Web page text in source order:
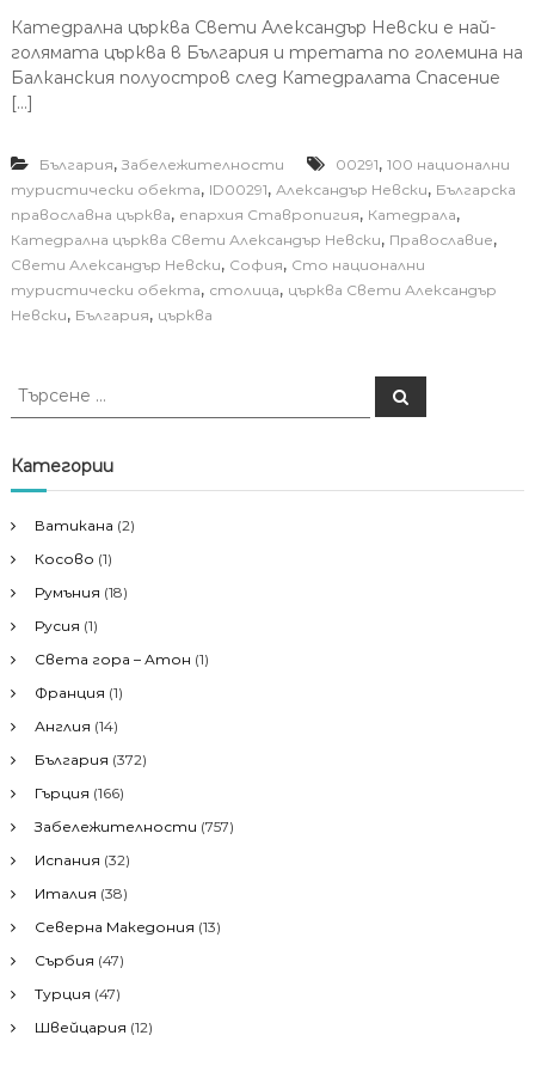
Катедрална църква Свети Александър Невски е най-
голямата църква в България и третата по големина на
Балканския полуостров след Катедралата Спасение
[…]
България, Забележителности 00291, 100 национални
туристически обекта, ID00291, Александър Невски, Българска
православна църква, епархия Ставропигия, Катедрала,
Катедрална църква Свети Александър Невски, Православие,
Свети Александър Невски, София, Сто национални
туристически обекта, столица, църква Свети Александър
Невски, България, църква
Т
с
е
е
з
а
Т
ъ
е
Категории
Ватикана (2)
Косово (1)
Румъния (18)
Русия (1)
Света гора – Атон (1)
Франция (1)
Англия (14)
България (372)
Гърция (166)
Забележителности (757)
Испания (32)
Италия (38)
Северна Македония (13)
Сърбия (47)
Турция (47)
Швейцария (12)